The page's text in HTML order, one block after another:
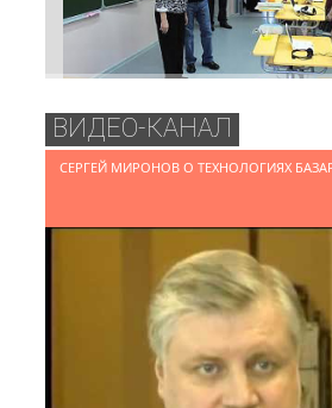
ЗДОРОВОЕ ДЕТСТВО - ЗДОРОВАЯ
ВИДЕО-КАНАЛ
СЕРГЕЙ МИРОНОВ О ТЕХНОЛОГИЯХ